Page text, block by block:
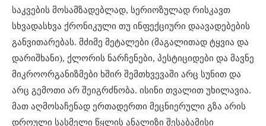
საკვების მოსამზადებლად, სერიოზულად რისკავთ
სხვადასხვა ქრონიკული თუ ინფექციური დაავადებების
განვითარებას. მძიმე მეტალები (მაგალითად ტყვია და
დარიშხანი), ქლორის ნარჩენები, პესტიციდები და მავნე
მიკროორგანიზმები ხშირ შემთხვევაში არც სუნით და
არც გემოთი არ შეიგრძნობა. ისინი თვალით უხილავია.
მათ აღმოსაჩენად ერთადერთი მეცნიერული გზა არის
დროული სასმელი წყლის ანალიზი შესაბამისი